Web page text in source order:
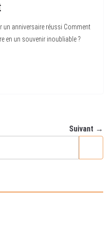
un anniversaire réussi Comment
en un souvenir inoubliable ?
Suivant →